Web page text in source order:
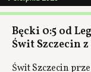
Bęcki 0:5 od
Świt Szczecin
Świt Szczecin